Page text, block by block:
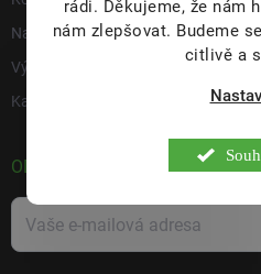
rádi. Děkujeme, že nám
nám zlepšovat. Budeme
citlivě a
Napište nám
Výdejní místo s prodejnou Hulín
Kariéra
ODEBÍRAT NEWSLETTER